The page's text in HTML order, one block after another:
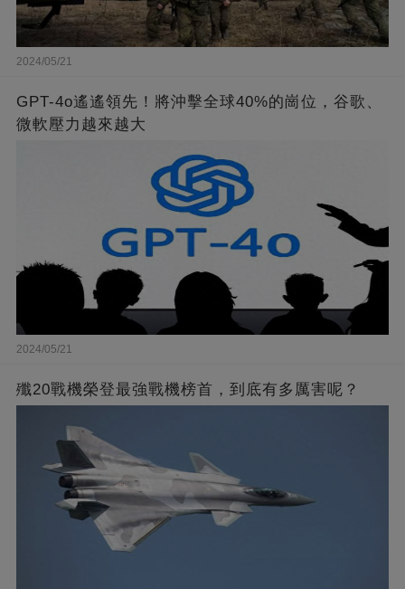
2024/05/21
GPT-4o遙遙領先！將沖擊全球40%的崗位，谷歌、
微軟壓力越來越大
2024/05/21
殲20戰機榮登最強戰機榜首，到底有多厲害呢？